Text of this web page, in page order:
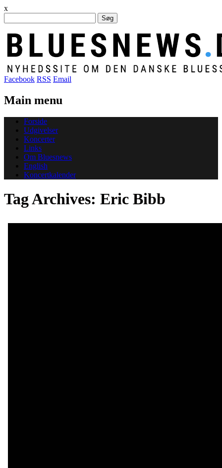
x
efter:
Facebook RSS Email
Main menu
Skip
content
Forside
Udgivelser
Koncerter
Links
Om Bluesnews
English
Koncertkalender
Tag Archives: Eric Bibb